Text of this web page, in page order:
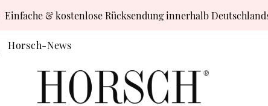
Einfache & kostenlose Rücksendung innerhalb
Horsch-News